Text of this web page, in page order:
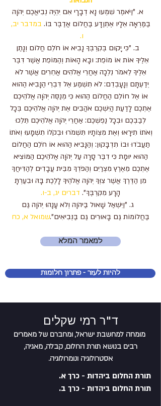
א. "וַיֹּאמֶר שִׁמְעוּ נָא דְבָרָי אִם יִהְיֶה נְבִיאֲכֶם יְהֹוָה
בַּמַּרְאָה אֵלָיו אֶתְוַדָּע בַּחֲלוֹם אֲדַבֶּר בּוֹ. במדבר יב,
ו.
ב. "כִּי יָקוּם בְּקִרְבְּךָ נָבִיא אוֹ חֹלֵם חֲלוֹם וְנָתַן
אֵלֶיךָ אוֹת אוֹ מוֹפֵת: וּבָא הָאוֹת וְהַמּוֹפֵת אֲשֶׁר דִּבֶּר
אֵלֶיךָ לֵאמֹר נֵלְכָה אַחֲרֵי אֱלֹהִים אֲחֵרִים אֲשֶׁר לֹא
יְדַעְתָּם וְנָעָבְדֵם: לֹא תִשְׁמַע אֶל דִּבְרֵי הַנָּבִיא הַהוּא
אוֹ אֶל חוֹלֵם הַחֲלוֹם הַהוּא כִּי מְנַסֶּה יְהֹוָה אֱלֹהֵיכֶם
אֶתְכֶם לָדַעַת הֲיִשְׁכֶם אֹהֲבִים אֶת יְהֹוָה אֱלֹהֵיכֶם בְּכָל
לְבַבְכֶם וּבְכָל נַפְשְׁכֶם: אַחֲרֵי יְהֹוָה אֱלֹהֵיכֶם תֵּלֵכוּ
וְאֹתוֹ תִירָאוּ וְאֶת מִצְוֹתָיו תִּשְׁמֹרוּ וּבְקֹלוֹ תִשְׁמָעוּ וְאֹתוֹ
תַעֲבֹדוּ וּבוֹ תִדְבָּקוּן: וְהַנָּבִיא הַהוּא אוֹ חֹלֵם הַחֲלוֹם
הַהוּא יוּמָת כִּי דִבֶּר סָרָה עַל יְהֹוָה אֱלֹהֵיכֶם הַמּוֹצִיא
אֶתְכֶם מֵאֶרֶץ מִצְרַיִם וְהַפֹּדְךָ מִבֵּית עֲבָדִים לְהַדִּיחֲךָ
מִן הַדֶּרֶךְ אֲשֶׁר צִוְּךָ יְהֹוָה אֱלֹהֶיךָ לָלֶכֶת בָּהּ וּבִעַרְתָּ
הָרָע מִקִּרְבֶּךָ". דברים יג, ב-ו.
ג. "וַיִּשְׁאַל שָׁאוּל בַּיהֹוָה וְלֹא עָנָהוּ יְהֹוָה גַּם
בַּחֲלוֹמוֹת גַּם בָּאוּרִים גַּם בַּנְּבִיאִים".שמואל א, כח
למאמר המלא
להיות לעזר - פתרון חלומות
ד"ר רמי שקלים
מומחה למחשבת ישראל, ומחברם של מאמרים
רבים בנושא תורת החלום, קבלה, מאגיה,
אסטרולוגיה ונומרולוגיה.
תורת החלום ביהדות - כרך א.
תורת החלום ביהדות - כרך ב.